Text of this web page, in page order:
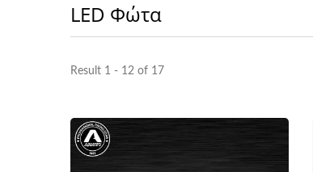
LED Φώτα
Result 1 - 12 of 17